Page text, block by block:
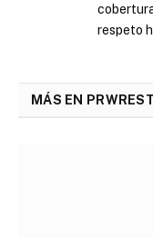
respeto
MÁS EN